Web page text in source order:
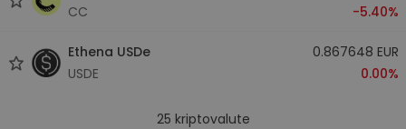
CC
-5.40%
Ethena USDe
USDE
0.867648 EUR
0.00%
25 kriptovalute